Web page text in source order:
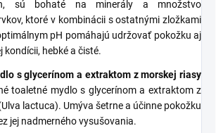
sú bohaté na minerály a množstvo
ktoré v kombinácii s ostatnými zložkami
pH pomáhajú udržovať pokožku aj
kondícii, hebké a čisté.
s glycerínom a extraktom z morskej riasy
toaletné mydlo s glycerínom a extraktom z
lactuca). Umýva šetrne a účinne pokožku
jej nadmerného vysušovania.